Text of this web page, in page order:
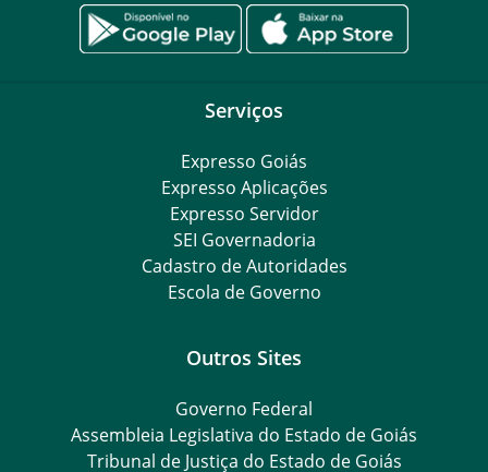
Serviços
Expresso Goiás
Expresso Aplicações
Expresso Servidor
SEI Governadoria
Cadastro de Autoridades
Escola de Governo
Outros Sites
Governo Federal
Assembleia Legislativa do Estado de Goiás
Tribunal de Justiça do Estado de Goiás